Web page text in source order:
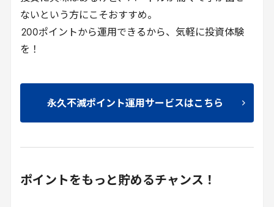
ないという方にこそおすすめ。
200ポイントから運用できるから、気軽に投資体験
を！
永久不滅ポイント運用サービスはこちら
ポイントをもっと貯めるチャンス！